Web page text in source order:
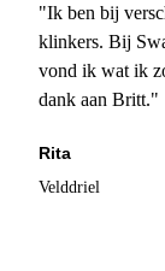
"Ik ben bij
klinkers. Bij
vond ik wat ik
dank aan Britt."
Rita
Velddriel